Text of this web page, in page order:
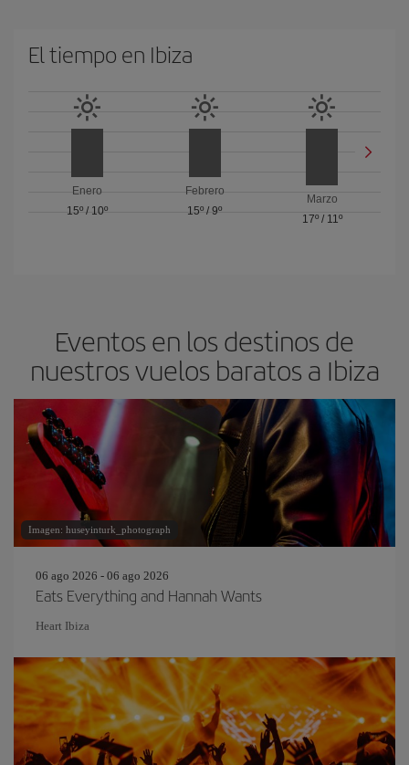
El tiempo en Ibiza
Enero
15º/ 10º
Febrero
15º / 9º
Marzo
17º/ 11º
Eventos en los destinos de
nuestros vuelos baratos a Ibiza
Imagen: huseyinturk_photograph
06 ago 2026 - 06 ago 2026
Eats Everything and Hannah Wants
Heart Ibiza